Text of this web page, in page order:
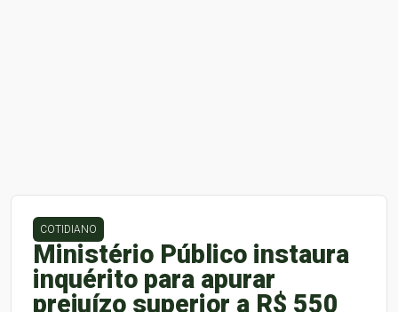
COTIDIANO
Ministério Público instaura
inquérito para apurar
prejuízo superior a R$ 550